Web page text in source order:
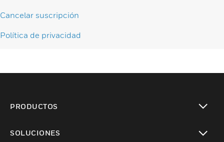
Cancelar suscripción
Política de privacidad
PRODUCTOS
SOLUCIONES